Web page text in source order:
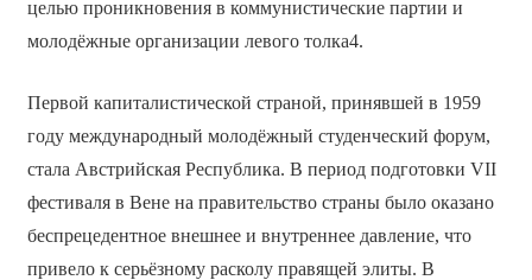
целью проникновения в коммунистические партии и
молодёжные организации левого толка4.
Первой капиталистической страной, принявшей в 1959
году международный молодёжный студенческий форум,
стала Австрийская Республика. В период подготовки VII
фестиваля в Вене на правительство страны было оказано
беспрецедентное внешнее и внутреннее давление, что
привело к серьёзному расколу правящей элиты. В